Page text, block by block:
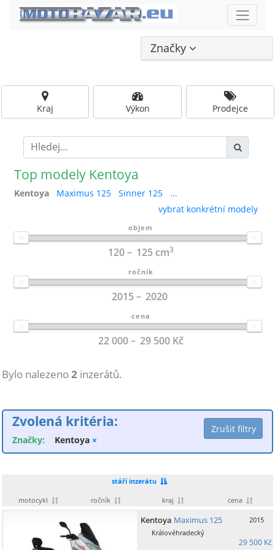
Značky
Kraj Výkon Prodejce
Top modely Kentoya
Kentoya Maximus 125 Sinner 125
...
vybrat konkrétní modely
objem
120 125 cm3
ročník
2015 2020
cena
22 000 29 500 Kč
Bylo nalezeno2 inzerátů.
Zvolená kritéria:
Značky: Kentoya ×
stáří inzerátu
motocykl ročník kraj cena
Kentoya Maximus 125
2015
Královéhradecký
29 500 Kč